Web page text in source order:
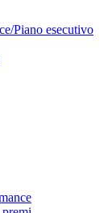
Piano esecutivo